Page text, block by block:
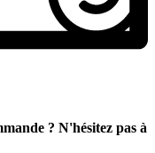
? N'hésitez pas à